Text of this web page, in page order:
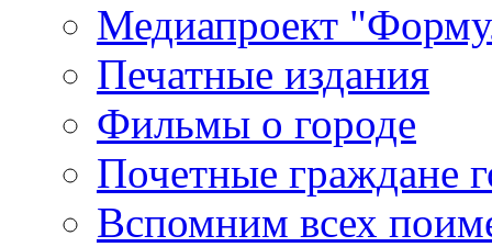
Медиапроект
Печатные издания
Фильмы о городе
Почетные граждане
Вспомним всех